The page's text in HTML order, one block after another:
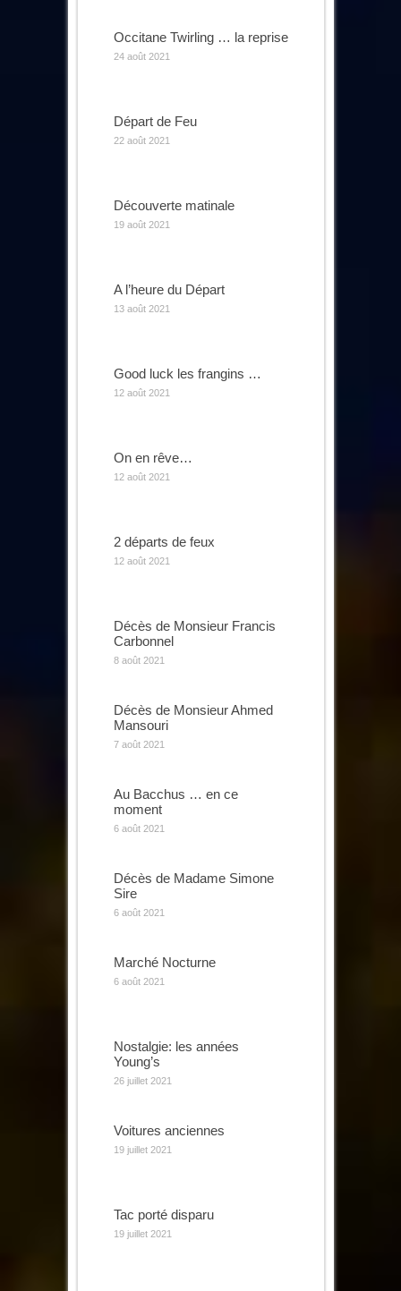
Occitane Twirling … la reprise
24 août 2021
Départ de Feu
22 août 2021
Découverte matinale
19 août 2021
A l’heure du Départ
13 août 2021
Good luck les frangins …
12 août 2021
On en rêve…
12 août 2021
2 départs de feux
12 août 2021
Décès de Monsieur Francis
Carbonnel
8 août 2021
Décès de Monsieur Ahmed
Mansouri
7 août 2021
Au Bacchus … en ce
moment
6 août 2021
Décès de Madame Simone
Sire
6 août 2021
Marché Nocturne
6 août 2021
Nostalgie: les années
Young’s
26 juillet 2021
Voitures anciennes
19 juillet 2021
Tac porté disparu
19 juillet 2021